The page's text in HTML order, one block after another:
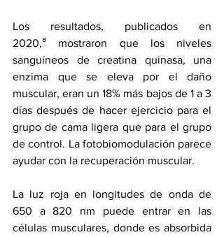
Los resultados, publicados en
2020,⁸ mostraron que los niveles
sanguíneos de creatina quinasa, una
enzima que se eleva por el daño
muscular, eran un 18% más bajos de 1 a 3
días después de hacer ejercicio para el
grupo de cama ligera que para el grupo
de control. La fotobiomodulación parece
ayudar con la recuperación muscular.
La luz roja en longitudes de onda de
650 a 820 nm puede entrar en las
células musculares, donde es absorbida